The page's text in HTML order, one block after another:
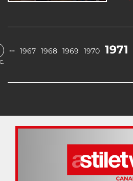
… 1967 1968 1969 1970 1971